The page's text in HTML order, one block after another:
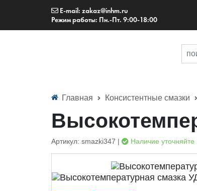
E-mail: zakaz@inhm.ru
Режим работы: Пн.-Пт. 9:00-18:00
Главная Консистентные смазки
Артикул: smazki347 | Наличие уточняйте